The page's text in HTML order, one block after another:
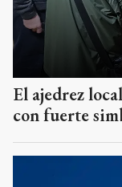
El ajedrez
con fuerte